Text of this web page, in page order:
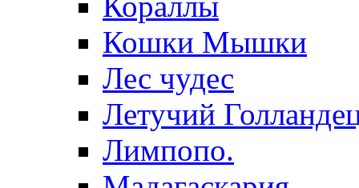
Кошки Мышки
Лес чудес
Летучий
Лимпопо.